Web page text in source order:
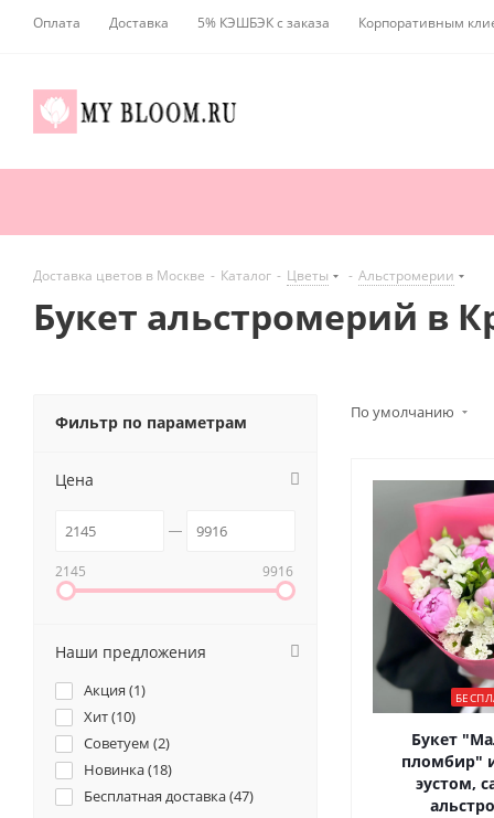
Оплата Доставка 5% КЭШБЭК с заказа Корпоративным
Доставка цветов в Москве - Каталог - Цветы - Альстромерии
Букет альстромерий в
По умолчанию
Букет
пломбир"
эустом,
Фильтр по параметрам
Цена
2145 9916
Наши предложения
Акция (1)
Хит (10)
Советуем (2)
Новинка (18)
Бесплатная доставка (47)